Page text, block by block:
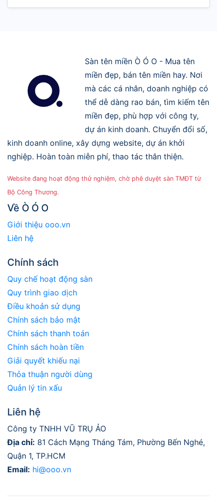
Sàn tên miền Ò Ó O - Mua tên
miền đẹp, bán tên miền hay. Nơi
mà các cá nhân, doanh nghiệp có
thể dễ dàng rao bán, tìm kiếm tên
miền đẹp, phù hợp với công ty,
dự án kinh doanh. Chuyển đổi số,
kinh doanh online, xây dựng website, dự án khởi
nghiệp. Hoàn toàn miễn phí, thao tác thân thiện.
Website đang hoạt động thử nghiệm, chờ phê duyệt sàn TMĐT từ
Bộ Công Thương.
Về Ò Ó O
Giới thiệu ooo.vn
Liên hệ
Chính sách
Quy chế hoạt động sàn
Quy trình giao dịch
Điều khoản sử dụng
Chính sách bảo mật
Chính sách thanh toán
Chính sách hoàn tiền
Giải quyết khiếu nại
Thỏa thuận người dùng
Quản lý tin xấu
Liên hệ
Công ty TNHH VŨ TRỤ ẢO
Địa chỉ: 81 Cách Mạng Tháng Tám, Phường Bến Nghé,
Quận 1, TP.HCM
Email: hi@ooo.vn